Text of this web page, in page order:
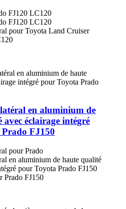
FJ120 LC120
FJ120 LC120
pour Toyota Land Cruiser
en aluminium de
éclairage intégré
FJ150
pour Prado
en aluminium de haute qualité
pour Toyota Prado FJ150
Prado FJ150